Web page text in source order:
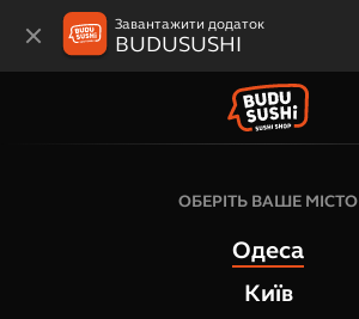
Завантажити додаток
BUDUSUSHI
ОБЕРІТЬ ВАШЕ МІСТО
Одеса
Київ